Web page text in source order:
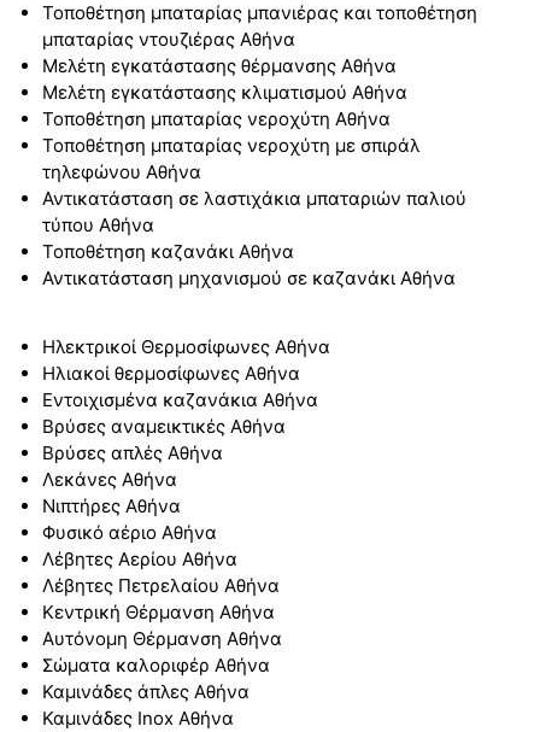
Τοποθέτηση μπαταρίας μπανιέρας και τοποθέτηση
μπαταρίας ντουζιέρας Αθήνα
Μελέτη εγκατάστασης θέρμανσης Αθήνα
Μελέτη εγκατάστασης κλιματισμού Αθήνα
Τοποθέτηση μπαταρίας νεροχύτη Αθήνα
Τοποθέτηση μπαταρίας νεροχύτη με σπιράλ
τηλεφώνου Αθήνα
Αντικατάσταση σε λαστιχάκια μπαταριών παλιού
τύπου Αθήνα
Τοποθέτηση καζανάκι Αθήνα
Αντικατάσταση μηχανισμού σε καζανάκι Αθήνα
Ηλεκτρικοί Θερμοσίφωνες Αθήνα
Ηλιακοί θερμοσίφωνες Αθήνα
Εντοιχισμένα καζανάκια Αθήνα
Βρύσες αναμεικτικές Αθήνα
Βρύσες απλές Αθήνα
Λεκάνες Αθήνα
Νιπτήρες Αθήνα
Φυσικό αέριο Αθήνα
Λέβητες Αερίου Αθήνα
Λέβητες Πετρελαίου Αθήνα
Κεντρική Θέρμανση Αθήνα
Αυτόνομη Θέρμανση Αθήνα
Σώματα καλοριφέρ Αθήνα
Καμινάδες άπλες Αθήνα
Καμινάδες Inox Αθήνα